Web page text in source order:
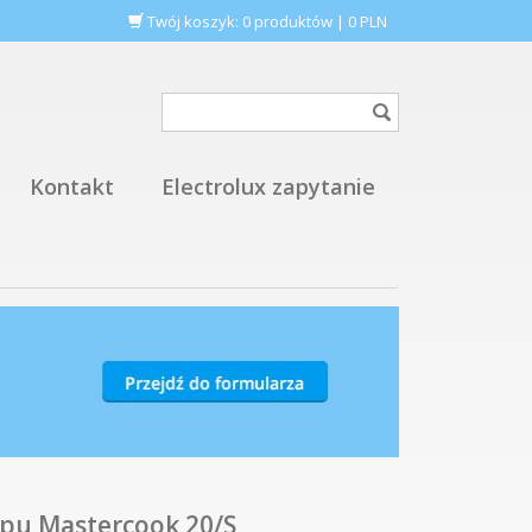
Twój koszyk: 0 produktów | 0 PLN
Kontakt Electrolux zapytanie
Mastercook 20/S